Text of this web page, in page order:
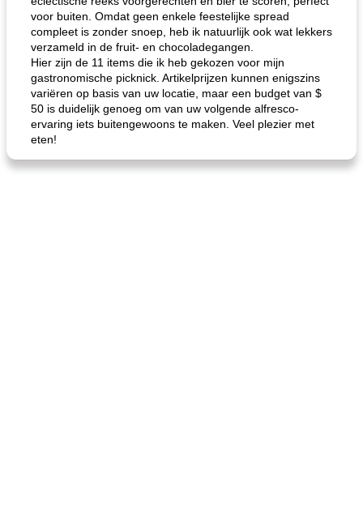
voor buiten. Omdat geen enkele feestelijke spread
compleet is zonder snoep, heb ik natuurlijk ook wat lekkers
verzameld in de fruit- en chocoladegangen.
Hier zijn de 11 items die ik heb gekozen voor mijn
gastronomische picknick. Artikelprijzen kunnen enigszins
variëren op basis van uw locatie, maar een budget van $
50 is duidelijk genoeg om van uw volgende alfresco-
ervaring iets buitengewoons te maken. Veel plezier met
eten!